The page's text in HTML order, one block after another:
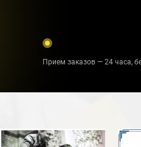
Прием заказов — 24 часа,